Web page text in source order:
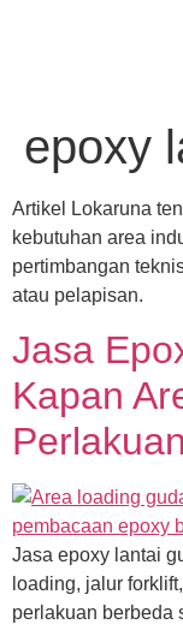
epoxy
Artikel Lokaruna
kebutuhan area
pertimbangan
atau pelapisan.
Jasa
Kapan
Jasa epoxy lantai
loading, jalur
perlakuan berbeda